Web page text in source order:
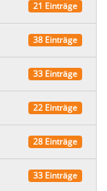
21 Einträge
38 Einträge
33 Einträge
22 Einträge
28 Einträge
33 Einträge